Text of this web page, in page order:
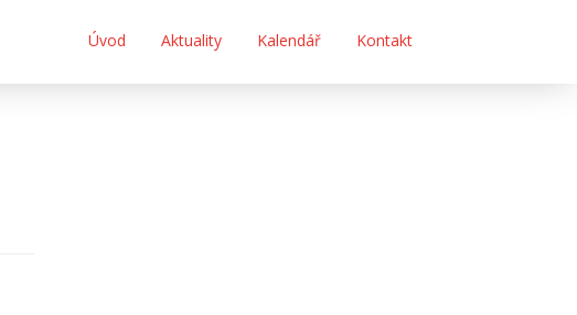
Úvod Aktuality Kalendář Kontakt